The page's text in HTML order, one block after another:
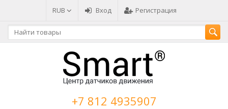
RUB Вход Регистрация
+7 812 4935907